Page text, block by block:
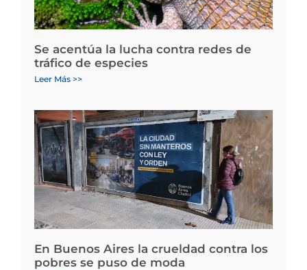
Se acentúa la lucha contra redes de
tráfico de especies
Leer Más >>
En Buenos Aires la crueldad contra los
pobres se puso de moda